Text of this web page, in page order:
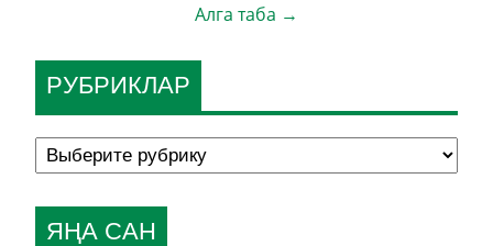
Алга таба →
РУБРИКЛАР
ЯҢА САН